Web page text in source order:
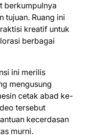
berkumpulnya
tujuan. Ruang ini
kreatif untuk
berbagai
ini merilis
mengusung
cetak abad ke-
tersebut
kecerdasan
murni.